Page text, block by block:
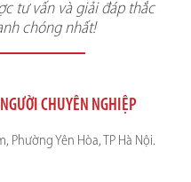
tư vấn và giải đáp thắc
chóng nhất!
CHUYÊN NGHIỆP
Phường Yên Hòa, TP Hà Nội.